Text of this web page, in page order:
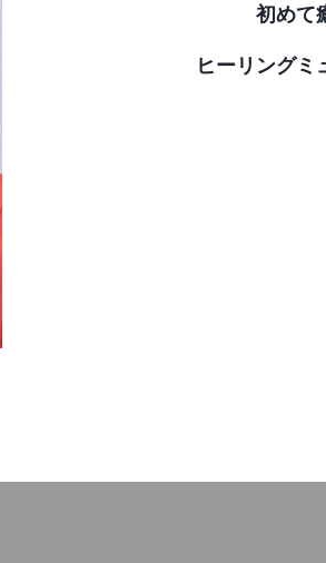
初めて
ヒーリングミ